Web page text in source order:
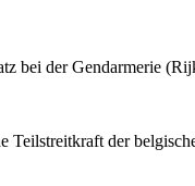
bei der Gendarmerie
Teilstreitkraft der